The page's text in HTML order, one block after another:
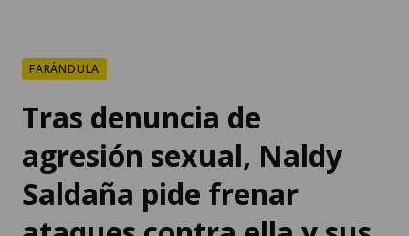
Tras denuncia de
agresión sexual, Naldy
Saldaña pide frenar
ataques contra ella y sus
excompañeras